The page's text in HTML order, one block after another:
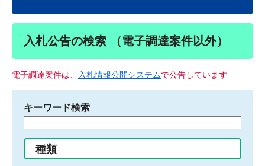
入札公告の検索 （電子調達案件以外）
電子調達案件は、 入札情報公開システムで公告しています
キーワード検索
る
種類